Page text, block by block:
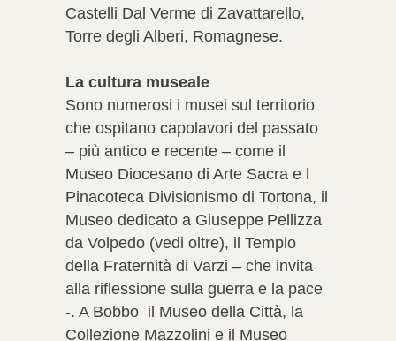
Castelli Dal Verme di Zavattarello,
Torre degli Alberi, Romagnese.
La cultura museale
Sono numerosi i musei sul territorio
che ospitano capolavori del passato
– più antico e recente – come il
Museo Diocesano di Arte Sacra e l
Pinacoteca Divisionismo di Tortona, il
Museo dedicato a Giuseppe Pellizza
da Volpedo (vedi oltre), il Tempio
della Fraternità di Varzi – che invita
alla riflessione sulla guerra e la pace
-. A Bobbo il Museo della Città, la
Collezione Mazzolini e il Museo